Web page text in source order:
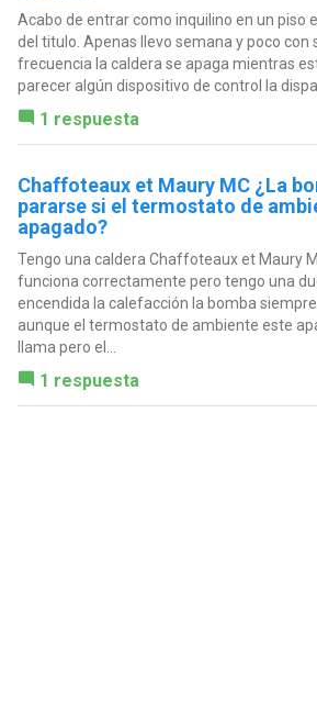
Acabo de entrar como inquilino en un piso
del titulo. Apenas llevo semana y poco con
frecuencia la caldera se apaga mientras
parecer algún dispositivo de control la
1 respuesta
Chaffoteaux et Maury MC ¿La
pararse si el termostato de
apagado?
Tengo una caldera Chaffoteaux et Maury
funciona correctamente pero tengo una
encendida la calefacción la bomba
aunque el termostato de ambiente este
llama pero el...
1 respuesta